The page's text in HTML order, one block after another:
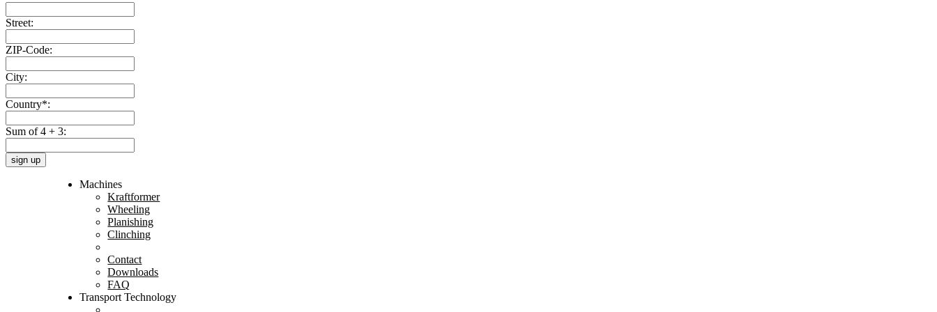
Street:
ZIP-Code:
City:
Country*:
Sum of 4 + 3:
sign up
Machines
Kraftformer
Wheeling
Planishing
Clinching
Contact
Downloads
FAQ
Transport Technology